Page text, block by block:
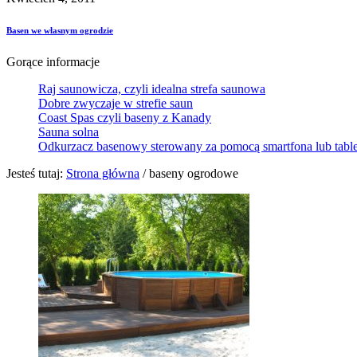
Basen we własnym ogrodzie
Gorące informacje
Raj saunowicza, czyli idealna strefa saunowa
Dobre zwyczaje w strefie saun
Coast Spas czyli baseny z Kanady
Sauna solna
Odkurzacz basenowy sterowany za pomocą smartfona lub
Jesteś tutaj: Strona główna /baseny ogrodowe